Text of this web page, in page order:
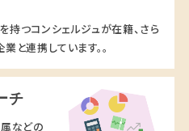
つコンシェルジュが在籍、さら
と連携しています。。
チ
などの